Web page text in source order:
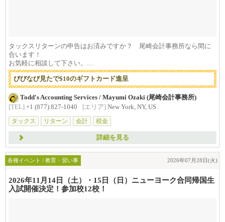
タックスリターンの申告はお済みですか？ 尾崎会計事務所なら間に
合います！
お気軽に相談して下さい。
... びびなび見たで$10のギフトカード進呈
Todd's Accounting Services / Mayumi Ozaki (尾崎会計事務所)
[TEL] +1 (877) 827-1040 [エリア] New York, NY, US
タックス
リターン 会計 税金
詳細を見る
各種イベント / 教育・習い事 2026年07月28日(火)
2026年11月14日（土）・15日（日）ニューヨーク合同帰国生
入試開催決定！参加校12校！